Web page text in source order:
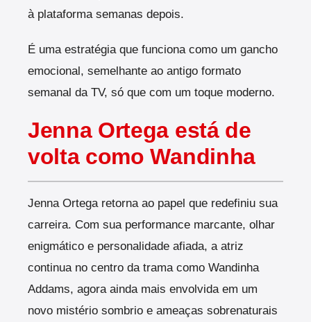
à plataforma semanas depois.
É uma estratégia que funciona como um gancho
emocional, semelhante ao antigo formato
semanal da TV, só que com um toque moderno.
Jenna Ortega está de
volta como Wandinha
Jenna Ortega retorna ao papel que redefiniu sua
carreira. Com sua performance marcante, olhar
enigmático e personalidade afiada, a atriz
continua no centro da trama como Wandinha
Addams, agora ainda mais envolvida em um
novo mistério sombrio e ameaças sobrenaturais